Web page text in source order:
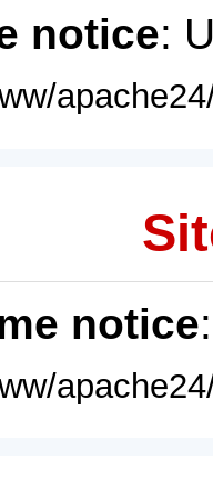
notice:
notice